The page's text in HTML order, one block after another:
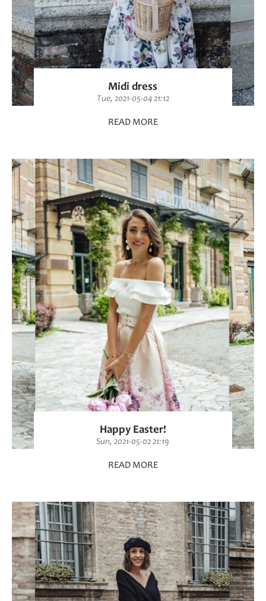
Midi dress
Tue, 2021-05-04 21:12
READ MORE
Happy Easter!
Sun, 2021-05-02 21:19
READ MORE